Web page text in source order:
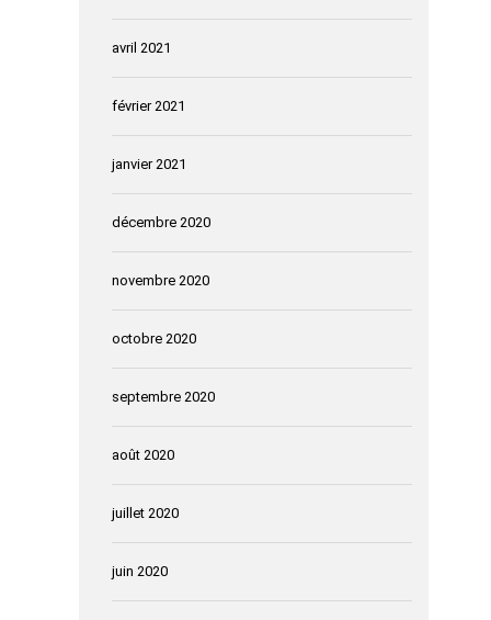
avril 2021
février 2021
janvier 2021
décembre 2020
novembre 2020
octobre 2020
septembre 2020
août 2020
juillet 2020
juin 2020